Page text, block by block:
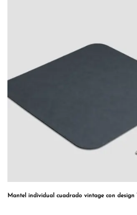
Mantel individual cuadrado vintage con design